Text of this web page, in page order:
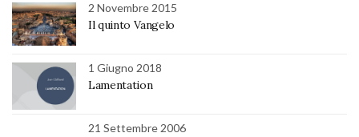
2 Novembre 2015
Il quinto Vangelo
1 Giugno 2018
Lamentation
21 Settembre 2006